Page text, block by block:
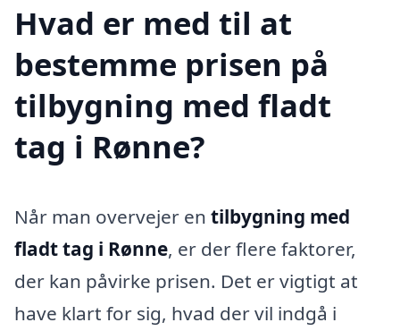
Hvad er med til at
bestemme prisen på
tilbygning med fladt
tag i Rønne?
Når man overvejer en tilbygning med
fladt tag i Rønne, er der flere faktorer,
der kan påvirke prisen. Det er vigtigt at
have klart for sig, hvad der vil indgå i